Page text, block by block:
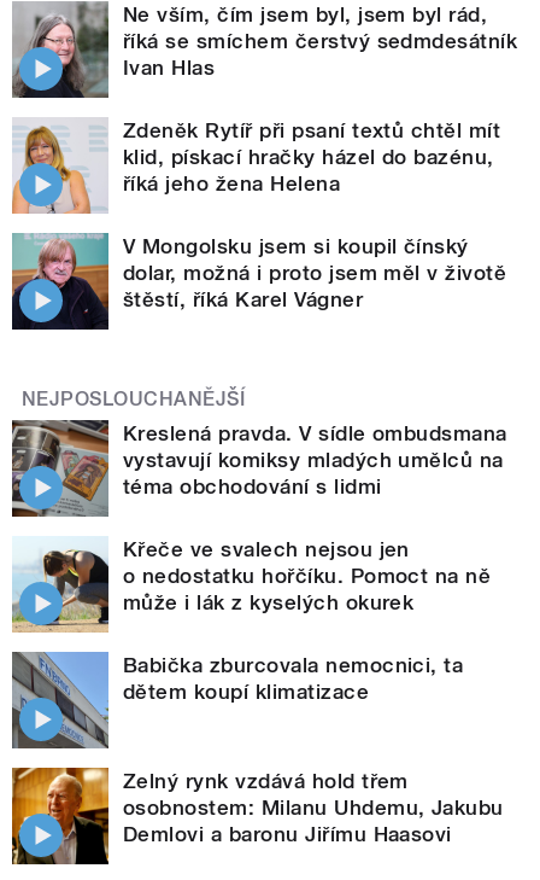
Ne vším, čím jsem byl, jsem byl rád,
říká se smíchem čerstvý sedmdesátník
Ivan Hlas
Zdeněk Rytíř při psaní textů chtěl mít
klid, pískací hračky házel do bazénu,
říká jeho žena Helena
V Mongolsku jsem si koupil čínský
dolar, možná i proto jsem měl v životě
štěstí, říká Karel Vágner
NEJPOSLOUCHANĚJŠÍ
Kreslená pravda. V sídle ombudsmana
vystavují komiksy mladých umělců na
téma obchodování s lidmi
Křeče ve svalech nejsou jen
o nedostatku hořčíku. Pomoct na ně
může i lák z kyselých okurek
Babička zburcovala nemocnici, ta
dětem koupí klimatizace
Zelný rynk vzdává hold třem
osobnostem: Milanu Uhdemu, Jakubu
Demlovi a baronu Jiřímu Haasovi